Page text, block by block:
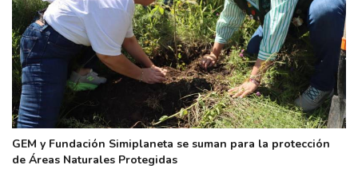
GEM y Fundación Simiplaneta se suman para la protección
de Áreas Naturales Protegidas